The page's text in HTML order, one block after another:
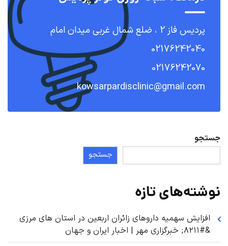
پردیس فاز 2 ، ضلع شمال غربی میدان امام
02176242040
02176242070
kowsarpardisclinic@gmail.com
جستجو
جستجو
نوشته‌های تازه
افزایش سهمیه داروهای زائران اربعین در استان های مرزی
&#۸۲۱۱; خبرگزاری مهر | اخبار ایران و جهان